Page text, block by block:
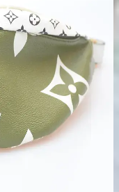
宅配買取の
お申込み